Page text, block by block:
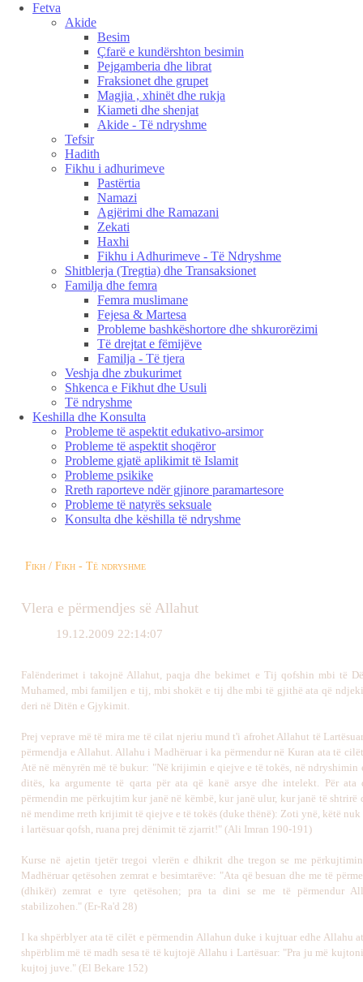
Fetva
Akide
Besim
Çfarë e kundërshton besimin
Pejgamberia dhe librat
Fraksionet dhe grupet
Magjia , xhinët dhe rukja
Kiameti dhe shenjat
Akide - Të ndryshme
Tefsir
Hadith
Fikhu i adhurimeve
Pastërtia
Namazi
Agjërimi dhe Ramazani
Zekati
Haxhi
Fikhu i Adhurimeve - Të Ndryshme
Shitblerja (Tregtia) dhe Transaksionet
Familja dhe femra
Femra muslimane
Fejesa & Martesa
Probleme bashkëshortore dhe shkurorëzimi
Të drejtat e fëmijëve
Familja - Të tjera
Veshja dhe zbukurimet
Shkenca e Fikhut dhe Usuli
Të ndryshme
Keshilla dhe Konsulta
Probleme të aspektit edukativo-arsimor
Probleme të aspektit shoqëror
Probleme gjatë aplikimit të Islamit
Probleme psikike
Rreth raporteve ndër gjinore paramartesore
Probleme të natyrës seksuale
Konsulta dhe këshilla të ndryshme
Fikh / Fikh - Të ndryshme
Vlera e përmendjes së Allahut
19.12.2009 22:14:07
Falënderimet i takojnë Allahut, paqja dhe bekimet e Tij qofshin mbi të
Muhamed, mbi familjen e tij, mbi shokët e tij dhe mbi të gjithë ata që
deri në Ditën e Gjykimit.
Prej veprave më të mira me të cilat njeriu mund t'i afrohet Allahut të
përmendja e Allahut. Allahu i Madhëruar i ka përmendur në Kuran ata të
Atë në mënyrën më të bukur: "Në krijimin e qiejve e të tokës, në ndryshimin
ditës, ka argumente të qarta për ata që kanë arsye dhe intelekt. Për ata
përmendin me përkujtim kur janë në këmbë, kur janë ulur, kur janë të shtrirë
në mendime rreth krijimit të qiejve e të tokës (duke thënë): Zoti ynë, këtë
i lartësuar qofsh, ruana prej dënimit të zjarrit!" (Ali Imran 190-191)
Kurse në ajetin tjetër tregoi vlerën e dhikrit dhe tregon se me
Madhëruar qetësohen zemrat e besimtarëve: "Ata që besuan dhe me të
(dhikër) zemrat e tyre qetësohen; pra ta dini se me të përmendur
stabilizohen." (Er-Ra'd 28)
I ka shpërblyer ata të cilët e përmendin Allahun duke i kujtuar edhe Allahu
shpërblim më të madh sesa të të kujtojë Allahu i Lartësuar: "Pra ju më
kujtoj juve." (El Bekare 152)